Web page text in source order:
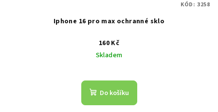
Iphone 16 pro max ochranné sklo
160 Kč
Skladem
Do košíku
KÓD: 3258